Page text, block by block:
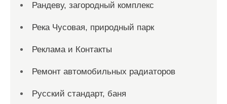
Рандеву, загородный комплекс
Река Чусовая, природный парк
Реклама и Контакты
Ремонт автомобильных радиаторов
Русский стандарт, баня